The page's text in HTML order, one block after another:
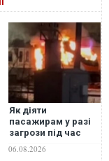
Як діяти
пасажирам у разі
загрози під час
від "Укрзалізниці"
06.08.2026